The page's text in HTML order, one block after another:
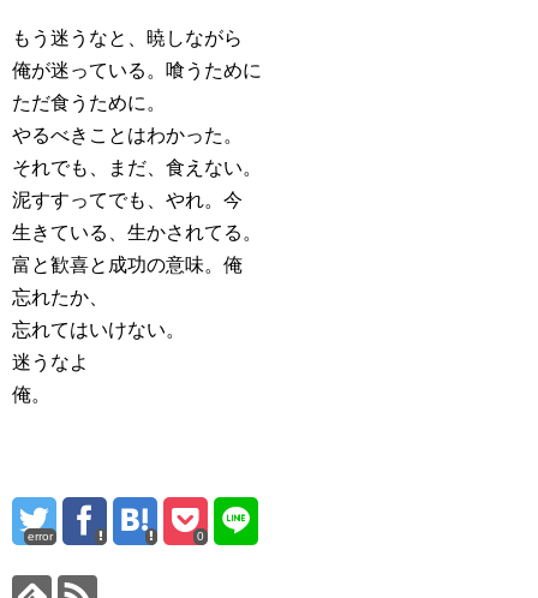
もう迷うなと、暁しながら
俺が迷っている。喰うために
ただ食うために。
やるべきことはわかった。
それでも、まだ、食えない。
泥すすってでも、やれ。今
生きている、生かされてる。
富と歓喜と成功の意味。俺
忘れたか、
忘れてはいけない。
迷うなよ
俺。
error 0